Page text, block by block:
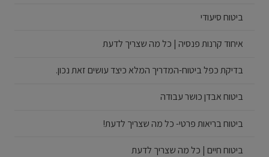
ביטוח סיעודי
איחוד קרנות פנסיה | כל מה שצריך לדעת
בדיקת כפל ביטוח-המדריך המלא כיצד עושים זאת נכון.
ביטוח אבדן כושר עבודה
ביטוח בריאות פרטי- כל מה שצריך לדעת!
ביטוח חיים | כל מה שצריך לדעת